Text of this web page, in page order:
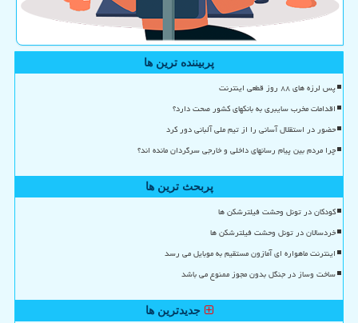
پربیننده ترین ها
پس لرزه های ۸۸ روز قطعی اینترنت
اقدامات مخرب سایبری به بانکهای کشور صحت دارد؟
حضور در استقلال آسانی را از تیم ملی آلبانی دور کرد
چرا مردم بین پیام رسانهای داخلی و خارجی سرگردان مانده اند؟
پربحث ترین ها
کودکان در تونل وحشت فیلترشکن ها
خردسالان در تونل وحشت فیلترشکن ها
اینترنت ماهواره ای آمازون مستقیم به موبایل می رسد
ساخت وساز در جنگل بدون مجوز ممنوع می باشد
جدیدترین ها